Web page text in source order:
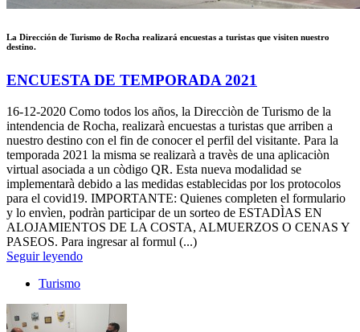
La Dirección de Turismo de Rocha realizará encuestas a turistas que visiten nuestro
destino.
ENCUESTA DE TEMPORADA 2021
16-12-2020 Como todos los años, la Direcciòn de Turismo de la
intendencia de Rocha, realizarà encuestas a turistas que arriben a
nuestro destino con el fin de conocer el perfil del visitante. Para la
temporada 2021 la misma se realizarà a travès de una aplicaciòn
virtual asociada a un còdigo QR. Esta nueva modalidad se
implementarà debido a las medidas establecidas por los protocolos
para el covid19. IMPORTANTE: Quienes completen el formulario
y lo envìen, podràn participar de un sorteo de ESTADÌAS EN
ALOJAMIENTOS DE LA COSTA, ALMUERZOS O CENAS Y
PASEOS. Para ingresar al formul (...)
Seguir leyendo
Turismo